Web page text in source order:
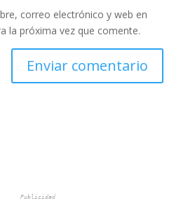
correo electrónico y web en
la próxima vez que comente.
Publicidad